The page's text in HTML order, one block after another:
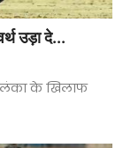
उड़ा दे...
के खिलाफ